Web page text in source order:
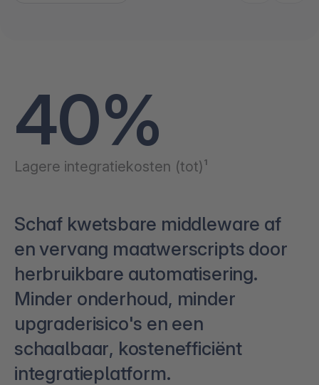
40%
Lagere integratiekosten (tot)¹
Schaf kwetsbare middleware af
en vervang maatwerscripts door
herbruikbare automatisering.
Minder onderhoud, minder
upgraderisico's en een
schaalbaar, kostenefficiënt
integratieplatform.